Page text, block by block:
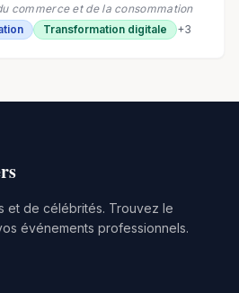
commerce et de la consommation
Transformation digitale +3
et de célébrités. Trouvez le
événements professionnels.